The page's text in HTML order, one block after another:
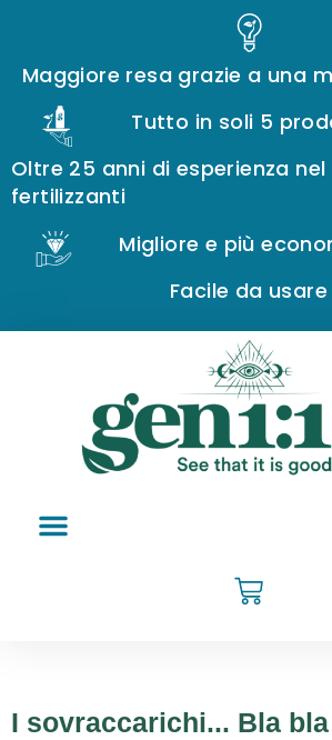
Maggiore resa grazie a una
Tutto in soli 5
Oltre 25 anni di esperienza
fertilizzanti
Migliore e più
Facile da usare
I sovraccarichi... Bla